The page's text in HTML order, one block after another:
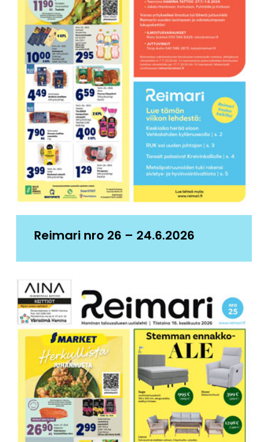
Reimari nro 26 – 24.6.2026